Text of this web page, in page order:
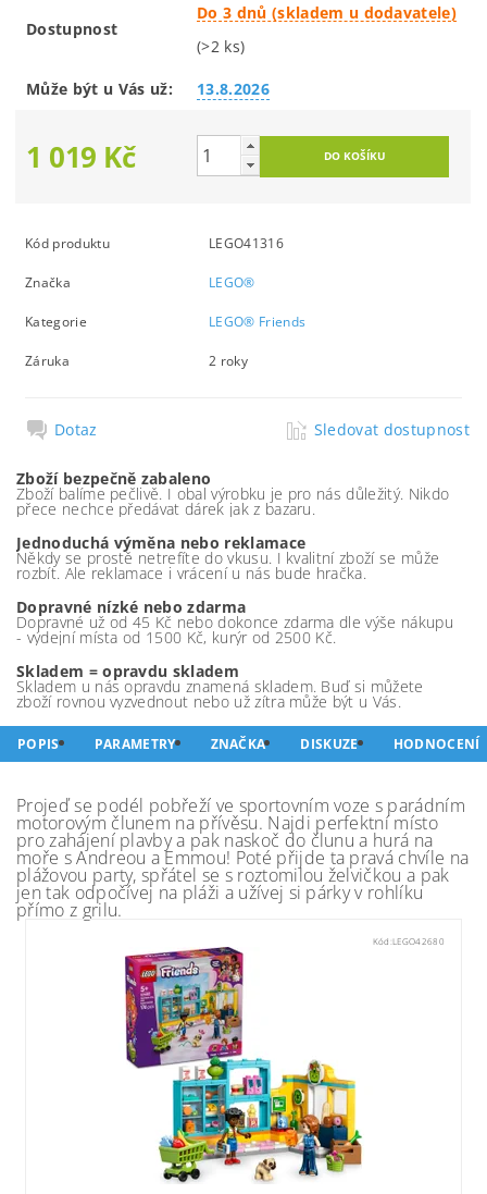
Dostupnost
Do 3 dnů (skladem u dodavatele)
(>2 ks)
Může být u Vás už: 13.8.2026
1 019 Kč
Kód produktu LEGO41316
Značka LEGO®
Kategorie LEGO® Friends
Záruka 2 roky
Dotaz Sledovat dostupnost
Zboží bezpečně zabaleno
Zboží balíme pečlivě. I obal výrobku je pro nás důležitý. Nikdo
přece nechce předávat dárek jak z bazaru.
Jednoduchá výměna nebo reklamace
Někdy se prostě netrefíte do vkusu. I kvalitní zboží se může
rozbít. Ale reklamace i vrácení u nás bude hračka.
Dopravné nízké nebo zdarma
Dopravné už od 45 Kč nebo dokonce zdarma dle výše nákupu
- výdejní místa od 1500 Kč, kurýr od 2500 Kč.
Skladem = opravdu skladem
Skladem u nás opravdu znamená skladem. Buď si můžete
zboží rovnou vyzvednout nebo už zítra může být u Vás.
POPIS PARAMETRY ZNAČKA DISKUZE HODNOCENÍ
Projeď se podél pobřeží ve sportovním voze s parádním
motorovým člunem na přívěsu. Najdi perfektní místo
pro zahájení plavby a pak naskoč do člunu a hurá na
moře s Andreou a Emmou! Poté přijde ta pravá chvíle na
plážovou party, spřátel se s roztomilou želvičkou a pak
jen tak odpočívej na pláži a užívej si párky v rohlíku
přímo z grilu.
Kód:LEGO42680